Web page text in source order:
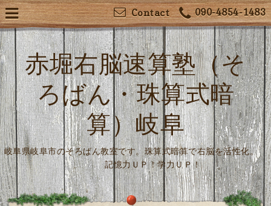
090-4854-1483
Contact
赤堀右脳速算塾（そ
ろばん・珠算式暗
算）岐阜
岐阜県岐阜市のそろばん教室です。珠算式暗算で右脳を活性化。
記憶力ＵＰ！学力ＵＰ！